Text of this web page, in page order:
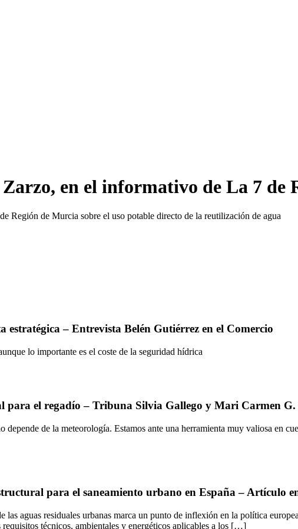
en el informativo de La 7 de
de Murcia sobre el uso potable directo de la reutilización de agua
– Entrevista Belén Gutiérrez en el Comercio
lo importante es el coste de la seguridad hídrica
para el regadío – Tribuna Silvia Gallego y Mari Carmen
de la meteorología. Estamos ante una herramienta muy valiosa en
para el saneamiento urbano en España – Artículo
aguas residuales urbanas marca un punto de inflexión en la política
técnicos, ambientales y energéticos aplicables a los […]